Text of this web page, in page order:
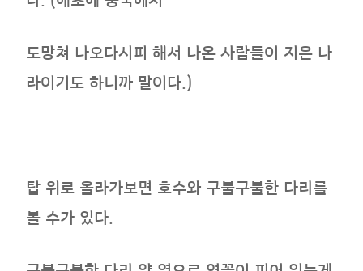
도망쳐 나오다시피 해서 나온 사람들이 지은 나
라이기도 하니까 말이다.)
탑 위로 올라가보면 호수와 구불구불한 다리를
볼 수가 있다.